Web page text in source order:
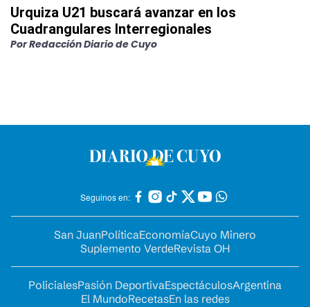
Urquiza U21 buscará avanzar en los
Cuadrangulares Interregionales
PorRedacción Diario de Cuyo
Seguinos en:
San JuanPolíticaEconomíaCuyo Minero
Suplemento VerdeRevista OH
PolicialesPasión DeportivaEspectáculosArgentina
El MundoRecetasEn las redes